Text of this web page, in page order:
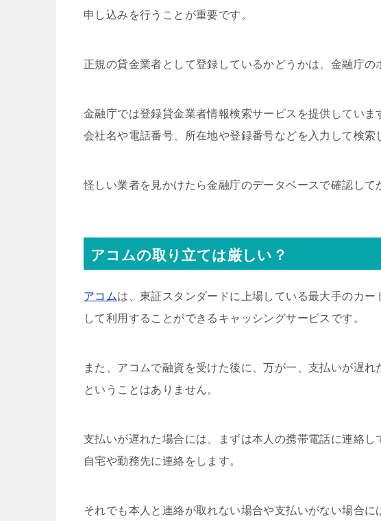
申し込みを行うことが重要です。
正規の貸金業者として登録しているかどうかは、金融庁の
金融庁では登録貸金業者情報検索サービスを提供していま
会社名や電話番号、所在地や登録番号などを入力して検索
怪しい業者を見かけたら金融庁のデータベースで確認して
アコムの取り立ては厳しい？
アコムは、東証スタンダードに上場している最大手のカ
して利用することができるキャッシングサービスです。
また、アコムで融資を受けた後に、万が一、支払いが遅
ということはありません。
支払いが遅れた場合には、まずは本人の携帯電話に連絡し
自宅や勤務先に連絡をします。
それでも本人と連絡が取れない場合や支払いがない場合